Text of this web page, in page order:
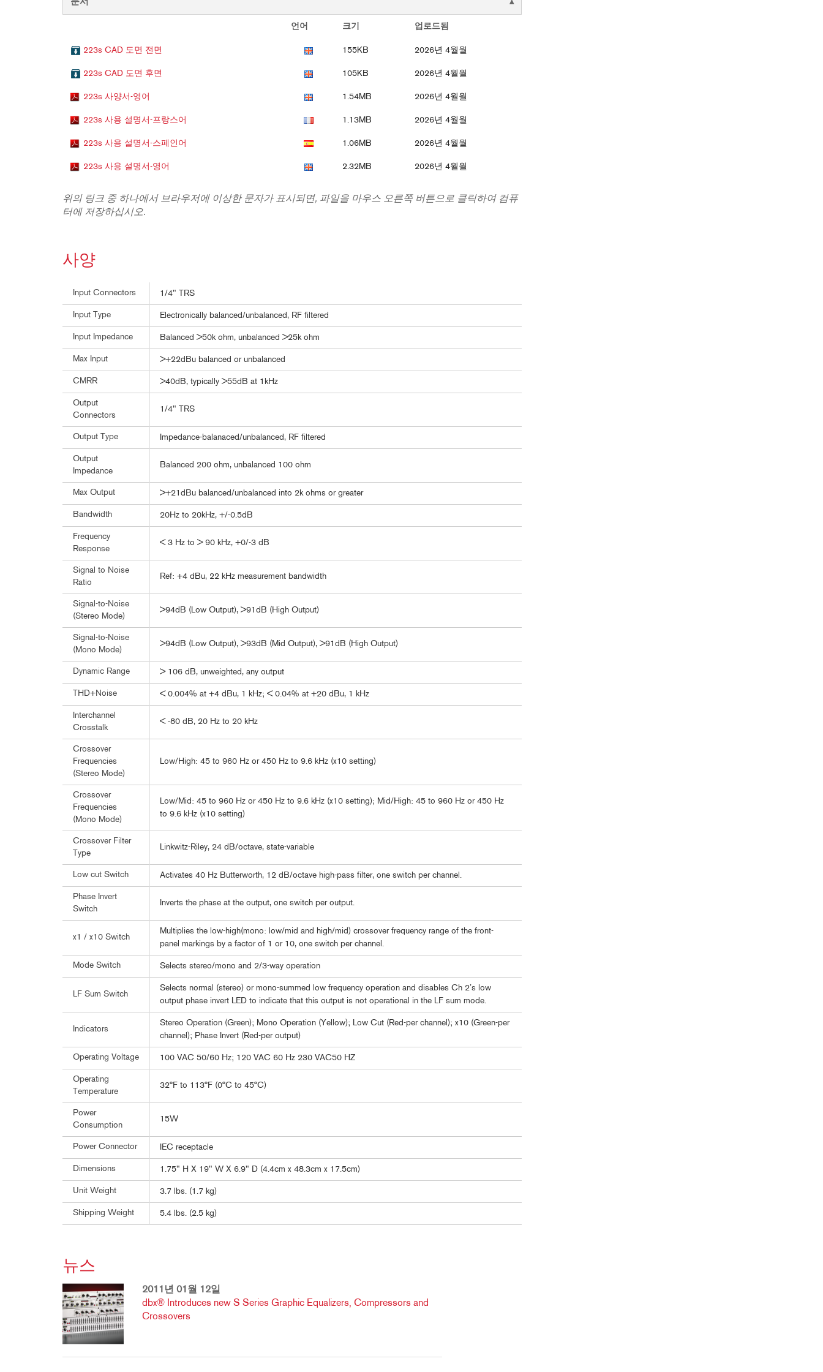
문서
언어 크기 업로드됨
223s CAD 도면 전면 155KB 2026년 4월월
223s CAD 도면 후면 105KB 2026년 4월월
223s 사양서-영어 1.54MB 2026년 4월월
223s 사용 설명서-프랑스어 1.13MB 2026년 4월월
223s 사용 설명서-스페인어 1.06MB 2026년 4월월
223s 사용 설명서-영어 2.32MB 2026년 4월월
위의 링크 중 하나에서 브라우저에 이상한 문자가 표시되면, 파일을 마우스 오른쪽 버튼으로 클릭하여 컴퓨
터에 저장하십시오.
사양
Input Connectors 1/4" TRS
Input Type Electronically balanced/unbalanced, RF filtered
Input Impedance Balanced >50k ohm, unbalanced >25k ohm
Max Input >+22dBu balanced or unbalanced
CMRR >40dB, typically >55dB at 1kHz
Output
Connectors
1/4" TRS
Output Type Impedance-balanaced/unbalanced, RF filtered
Output
Impedance
Balanced 200 ohm, unbalanced 100 ohm
Max Output >+21dBu balanced/unbalanced into 2k ohms or greater
Bandwidth 20Hz to 20kHz, +/-0.5dB
Frequency
Response
< 3 Hz to > 90 kHz, +0/-3 dB
Signal to Noise
Ratio
Ref: +4 dBu, 22 kHz measurement bandwidth
Signal-to-Noise
(Stereo Mode)
>94dB (Low Output), >91dB (High Output)
Signal-to-Noise
(Mono Mode)
>94dB (Low Output), >93dB (Mid Output), >91dB (High Output)
Dynamic Range > 106 dB, unweighted, any output
THD+Noise < 0.004% at +4 dBu, 1 kHz; < 0.04% at +20 dBu, 1 kHz
Interchannel
Crosstalk
< -80 dB, 20 Hz to 20 kHz
Crossover
Frequencies
(Stereo Mode)
Low/High: 45 to 960 Hz or 450 Hz to 9.6 kHz (x10 setting)
Crossover
Frequencies
(Mono Mode)
Low/Mid: 45 to 960 Hz or 450 Hz to 9.6 kHz (x10 setting); Mid/High: 45 to 960 Hz or 450 Hz
to 9.6 kHz (x10 setting)
Crossover Filter
Type
Linkwitz-Riley, 24 dB/octave, state-variable
Low cut Switch Activates 40 Hz Butterworth, 12 dB/octave high-pass filter, one switch per channel.
Phase Invert
Switch
Inverts the phase at the output, one switch per output.
x1 / x10 Switch
Multiplies the low-high(mono: low/mid and high/mid) crossover frequency range of the front-
panel markings by a factor of 1 or 10, one switch per channel.
Mode Switch Selects stereo/mono and 2/3-way operation
LF Sum Switch
Selects normal (stereo) or mono-summed low frequency operation and disables Ch 2’s low
output phase invert LED to indicate that this output is not operational in the LF sum mode.
Indicators
Stereo Operation (Green); Mono Operation (Yellow); Low Cut (Red-per channel); x10 (Green-per
channel); Phase Invert (Red-per output)
Operating Voltage 100 VAC 50/60 Hz; 120 VAC 60 Hz 230 VAC50 HZ
Operating
Temperature
32°F to 113°F (0°C to 45°C)
Power
Consumption
15W
Power Connector IEC receptacle
Dimensions 1.75" H X 19" W X 6.9" D (4.4cm x 48.3cm x 17.5cm)
Unit Weight 3.7 lbs. (1.7 kg)
Shipping Weight 5.4 lbs. (2.5 kg)
뉴스
2011년 01월 12일
dbx® Introduces new S Series Graphic Equalizers, Compressors and
Crossovers